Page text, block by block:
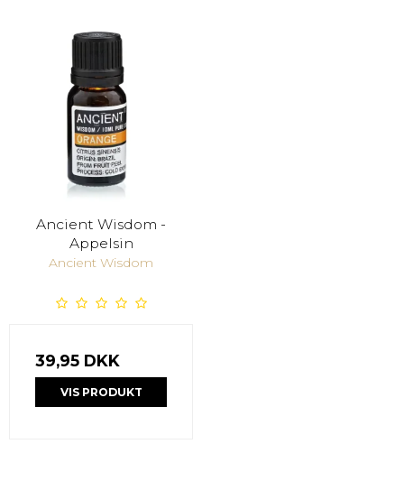
Ancient Wisdom -
Appelsin
Ancient Wisdom
39,95 DKK
VIS PRODUKT